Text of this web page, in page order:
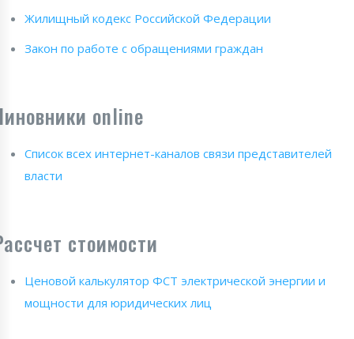
Жилищный кодекс Российской Федерации
Закон по работе с обращениями граждан
online
Список всех интернет-каналов связи представителей
власти
стоимости
Ценовой калькулятор ФСТ электрической энергии и
мощности для юридических лиц